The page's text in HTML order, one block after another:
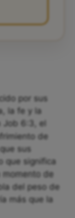
por sus
la fe y la
Job 6:3, el
de
sus
que significa
momento de
del peso de
más que la